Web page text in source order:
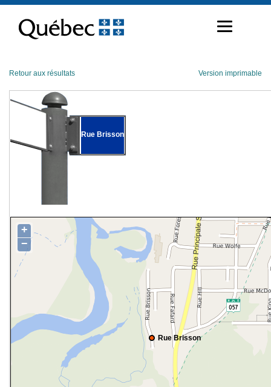
contenu
Retour aux résultats Version imprimable
Rue Brisson
Rue Brisson
+
−